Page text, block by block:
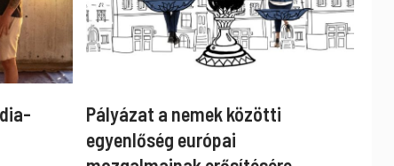
Pályázat a nemek közötti
egyenlőség európai